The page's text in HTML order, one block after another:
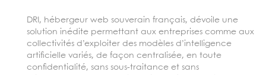
DRI, hébergeur web souverain français, dévoile une
solution inédite permettant aux entreprises comme aux
collectivités d’exploiter des modèles d’intelligence
artificielle variés, de façon centralisée, en toute
confidentialité, sans sous-traitance et sans